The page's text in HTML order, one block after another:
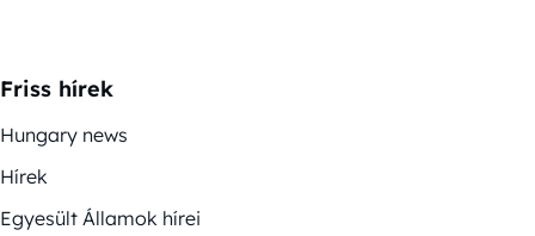
Friss hírek
Hungary news
Hírek
Egyesült Államok hírei